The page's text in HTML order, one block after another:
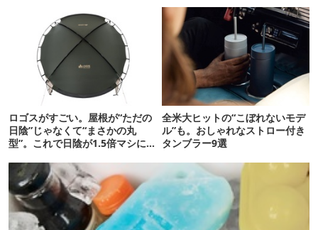
ロゴスがすごい。屋根が“ただの
日陰”じゃなくて“まさかの丸
型”。これで日陰が1.5倍マシに
全米大ヒットの“こぼれないモデ
ル”も。おしゃれなストロー付き
タンブラー9選